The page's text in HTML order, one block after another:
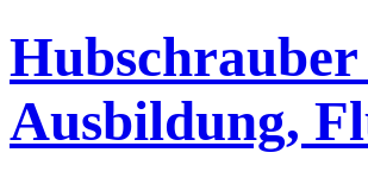
Ausbildung,